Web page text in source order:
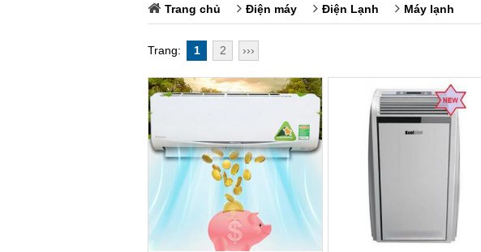
Trang chủ Điện máy Điện Lạnh Máy lạnh
Trang: 1 2 ›››